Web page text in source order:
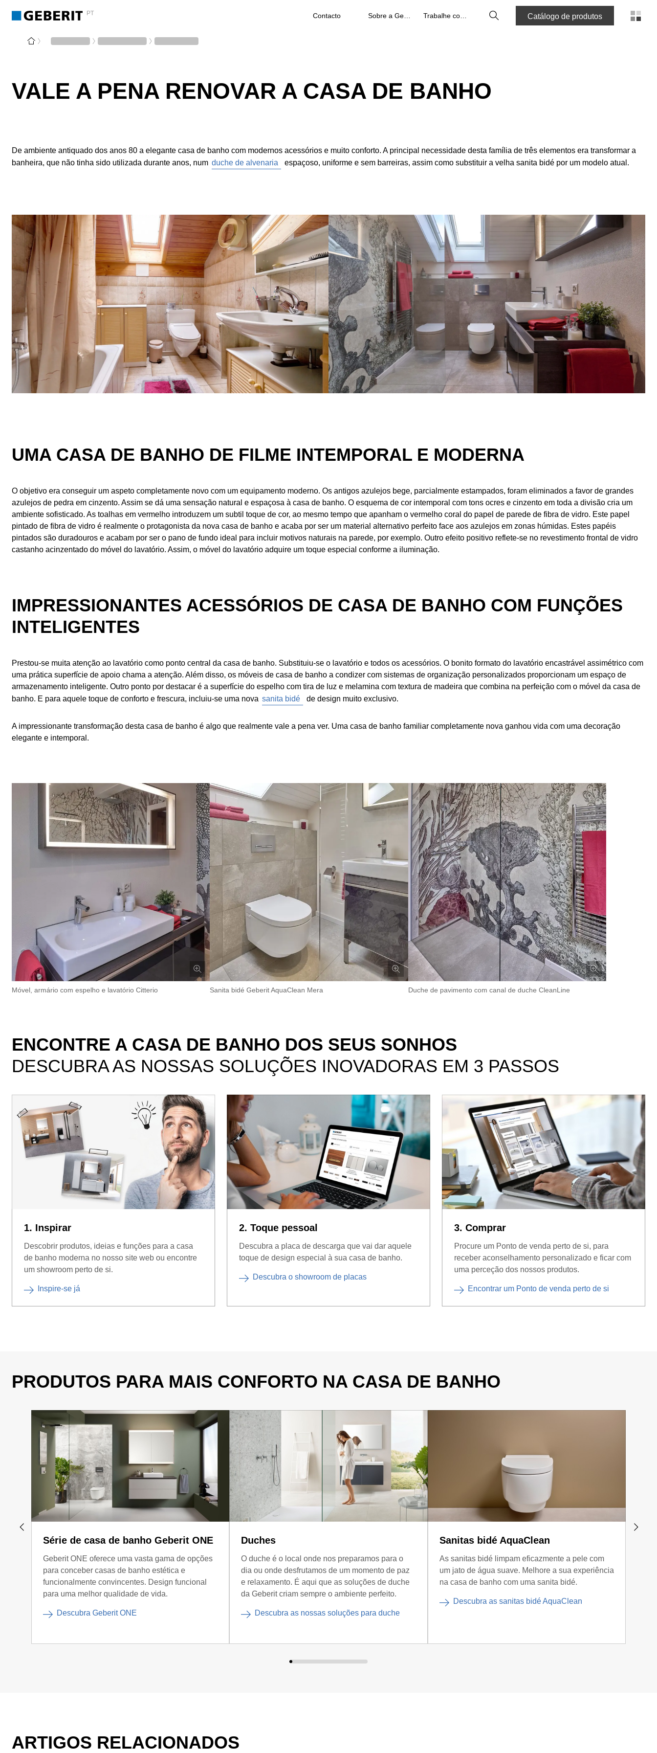
PT Contacto PesquisaCatálogo de produtos
VALE A PENA RENOVAR A CASA DE BANHO
De ambiente antiquado dos anos 80 a elegante casa de banho com modernos acessórios e muito conforto. A principal necessidade desta família de três elementos era transformar a
banheira, que não tinha sido utilizada durante anos, num duche de alvenaria espaçoso, uniforme e sem barreiras, assim como substituir a velha sanita bidé por um modelo atual.
UMA CASA DE BANHO DE FILME INTEMPORAL E MODERNA
O objetivo era conseguir um aspeto completamente novo com um equipamento moderno. Os antigos azulejos bege, parcialmente estampados, foram eliminados a favor de grandes
azulejos de pedra em cinzento. Assim se dá uma sensação natural e espaçosa à casa de banho. O esquema de cor intemporal com tons ocres e cinzento em toda a divisão cria um
ambiente sofisticado. As toalhas em vermelho introduzem um subtil toque de cor, ao mesmo tempo que apanham o vermelho coral do papel de parede de fibra de vidro. Este papel
pintado de fibra de vidro é realmente o protagonista da nova casa de banho e acaba por ser um material alternativo perfeito face aos azulejos em zonas húmidas. Estes papéis
pintados são duradouros e acabam por ser o pano de fundo ideal para incluir motivos naturais na parede, por exemplo. Outro efeito positivo reflete-se no revestimento frontal de vidro
castanho acinzentado do móvel do lavatório. Assim, o móvel do lavatório adquire um toque especial conforme a iluminação.
IMPRESSIONANTES ACESSÓRIOS DE CASA DE BANHO COM FUNÇÕES
INTELIGENTES
Prestou-se muita atenção ao lavatório como ponto central da casa de banho. Substituiu-se o lavatório e todos os acessórios. O bonito formato do lavatório encastrável assimétrico com
uma prática superfície de apoio chama a atenção. Além disso, os móveis de casa de banho a condizer com sistemas de organização personalizados proporcionam um espaço de
armazenamento inteligente. Outro ponto por destacar é a superfície do espelho com tira de luz e melamina com textura de madeira que combina na perfeição com o móvel da casa de
banho. E para aquele toque de conforto e frescura, incluiu-se uma nova sanita bidé de design muito exclusivo.
A impressionante transformação desta casa de banho é algo que realmente vale a pena ver. Uma casa de banho familiar completamente nova ganhou vida com uma decoração
elegante e intemporal.
Móvel, armário com espelho e lavatório Citterio Sanita bidé Geberit AquaClean Mera Duche de pavimento com canal de duche CleanLine
ENCONTRE A CASA DE BANHO DOS SEUS SONHOS
DESCUBRA AS NOSSAS SOLUÇÕES INOVADORAS EM 3 PASSOS
1. Inspirar
Descobrir produtos, ideias e funções para a casa
de banho moderna no nosso site web ou encontre
um showroom perto de si.
Inspire-se já
2. Toque pessoal
Descubra a placa de descarga que vai dar aquele
toque de design especial à sua casa de banho.
Descubra o showroom de placas
3. Comprar
Procure um Ponto de venda perto de si, para
receber aconselhamento personalizado e ficar com
uma perceção dos nossos produtos.
Encontrar um Ponto de venda perto de si
PRODUTOS PARA MAIS CONFORTO NA CASA DE BANHO
Série de casa de banho Geberit ONE
Geberit ONE oferece uma vasta gama de opções
para conceber casas de banho estética e
funcionalmente convincentes. Design funcional
para uma melhor qualidade de vida.
Descubra Geberit ONE
Duches
O duche é o local onde nos preparamos para o
dia ou onde desfrutamos de um momento de paz
e relaxamento. É aqui que as soluções de duche
da Geberit criam sempre o ambiente perfeito.
Descubra as nossas soluções para duche
Sanitas bidé AquaClean
As sanitas bidé limpam eficazmente a pele com
um jato de água suave. Melhore a sua experiência
na casa de banho com uma sanita bidé.
Descubra as sanitas bidé AquaClean
ARTIGOS RELACIONADOS